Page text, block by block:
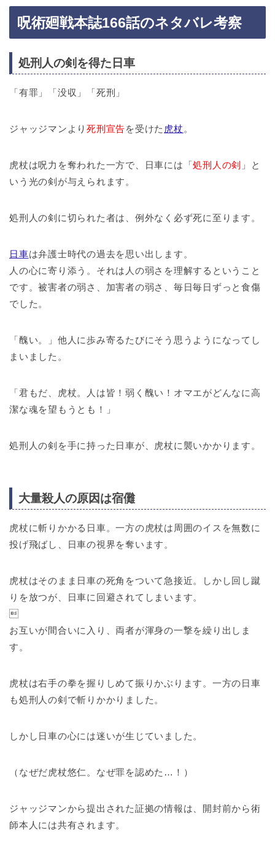
呪術廻戦本誌166話のネタバレ考察
処刑人の剣を得た日車
「有罪」「没収」「死刑」
ジャッジマンより死刑宣告を受けた 虎杖。
虎杖は呪力を奪われた一方で、日車には「処刑人の剣 」と
いう光の剣が与えられます。
処刑人の剣に切られた者は、例外なく必ず死に至ります。
日車は弁護士時代の過去を思い出します。
人の心に寄り添う。それは人の弱さを理解するということ
です。被害者の弱さ、加害者の弱さ、毎日毎日ずっと食傷
でした。
「醜い。」他人に歩み寄るたびにそう思うようになってし
まいました。
「君もだ、虎杖。人は皆！弱く醜い！オマエがどんなに高
潔な魂を望もうとも！」
処刑人の剣を手に持った日車が、虎杖に襲いかかります。
大量殺人の原因は宿儺
虎杖に斬りかかる日車。一方の虎杖は周囲のイスを無数に
投げ飛ばし、日車の視界を奪います。
虎杖はそのまま日車の死角をついて急接近。しかし回し蹴
りを放つが、日車に回避されてしまいます。

お互いが間合いに入り、両者が渾身の一撃を繰り出しま
す。
虎杖は右手の拳を握りしめて振りかぶります。一方の日車
も処刑人の剣で斬りかかりました。
しかし日車の心には迷いが生じていました。
（なぜだ虎杖悠仁。なぜ罪を認めた…！）
ジャッジマンから提出された証拠の情報は、開封前から術
師本人には共有されます。